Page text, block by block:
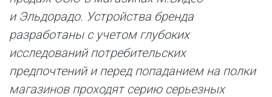
и Эльдорадо. Устройства бренда
разработаны с учетом глубоких
исследований потребительских
предпочтений и перед попаданием на полки
магазинов проходят серию серьезных